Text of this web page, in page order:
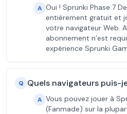
A Oui ! Sprunki Phase 7
entièrement gratuit et
votre navigateur Web.
abonnement n’est
expérience Sprunki
Q Quels navigateurs puis-
A Vous pouvez jouer à
(Fanmade) sur la